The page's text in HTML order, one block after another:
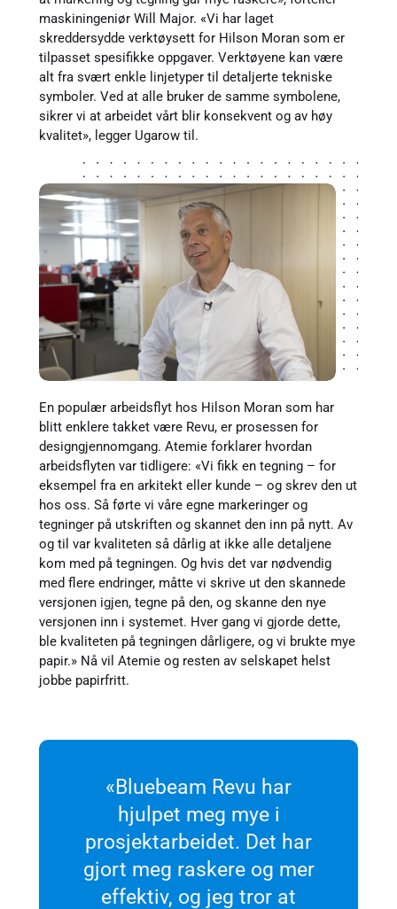
maskiningeniør Will Major. «Vi har laget
skreddersydde verktøysett for Hilson Moran som er
tilpasset spesifikke oppgaver. Verktøyene kan være
alt fra svært enkle linjetyper til detaljerte tekniske
symboler. Ved at alle bruker de samme symbolene,
sikrer vi at arbeidet vårt blir konsekvent og av høy
kvalitet», legger Ugarow til.
En populær arbeidsflyt hos Hilson Moran som har
blitt enklere takket være Revu, er prosessen for
designgjennomgang. Atemie forklarer hvordan
arbeidsflyten var tidligere: «Vi fikk en tegning – for
eksempel fra en arkitekt eller kunde – og skrev den ut
hos oss. Så førte vi våre egne markeringer og
tegninger på utskriften og skannet den inn på nytt. Av
og til var kvaliteten så dårlig at ikke alle detaljene
kom med på tegningen. Og hvis det var nødvendig
med flere endringer, måtte vi skrive ut den skannede
versjonen igjen, tegne på den, og skanne den nye
versjonen inn i systemet. Hver gang vi gjorde dette,
ble kvaliteten på tegningen dårligere, og vi brukte mye
papir.» Nå vil Atemie og resten av selskapet helst
jobbe papirfritt.
«Bluebeam Revu har
hjulpet meg mye i
prosjektarbeidet. Det har
gjort meg raskere og mer
effektiv, og jeg tror at